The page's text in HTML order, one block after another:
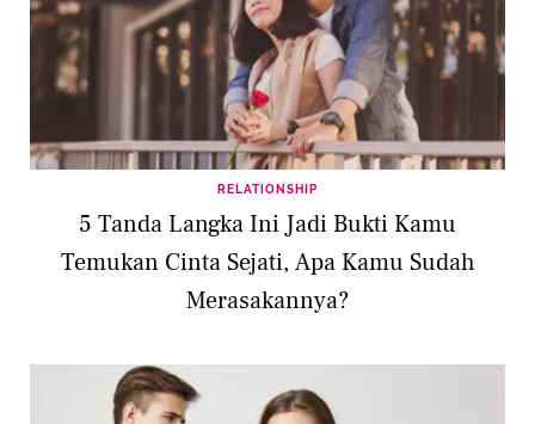
RELATIONSHIP
5 Tanda Langka Ini Jadi Bukti Kamu
Temukan Cinta Sejati, Apa Kamu Sudah
Merasakannya?